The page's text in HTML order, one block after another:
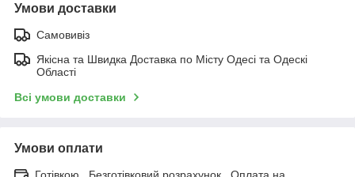
Умови доставки
Самовивіз
Якісна та Швидка Доставка по Місту Одесі та Одескі
Області
Всі умови доставки
Умови оплати
Готівкою , Безготівковий розрахунок , Оплата на